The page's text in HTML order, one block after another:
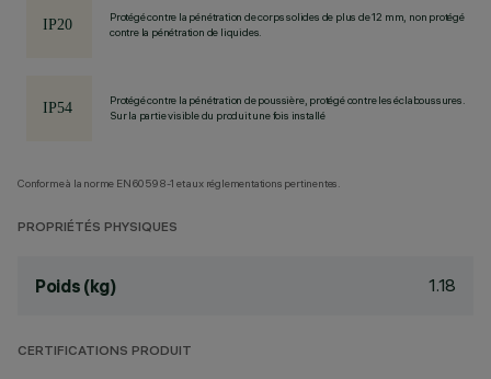
Protégé contre la pénétration de corps solides de plus de 12 mm, non protégé
contre la pénétration de liquides.
Protégé contre la pénétration de poussière, protégé contre les éclaboussures.
Sur la partie visible du produit une fois installé
Conforme à la norme EN60598-1 et aux réglementations pertinentes.
PROPRIÉTÉS PHYSIQUES
Poids (kg) 1.18
CERTIFICATIONS PRODUIT